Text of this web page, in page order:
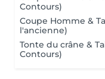
Contours)
Coupe Homme &
l'ancienne)
Tonte du crâne &
Contours)